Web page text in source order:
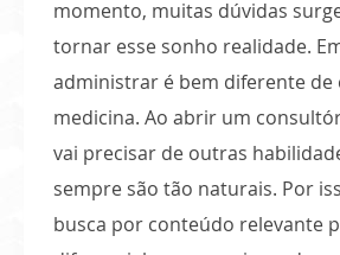
momento, muitas dúvidas
tornar esse sonho realidade.
administrar é bem diferente de
medicina. Ao abrir um
vai precisar de outras
sempre são tão naturais. Por
busca por conteúdo relevante